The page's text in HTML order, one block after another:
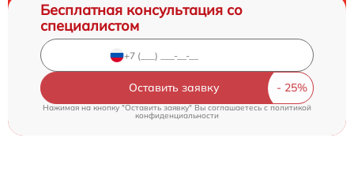
Бесплатная консультация со
специалистом
Оставить заявку
Нажимая на кнопку "Оставить заявку" Вы соглашаетесь cполитикой
конфиденциальности